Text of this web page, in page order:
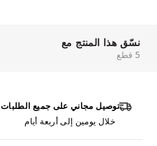
نسّق هذا المنتج مع
5 قطع
توصيل مجاني على جميع الطلبات
خلال يومين إلى أربعة أيام